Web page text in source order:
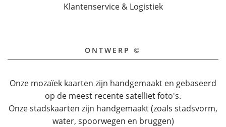
Klantenservice & Logistiek
ONTWERP ©
Onze mozaïek kaarten zijn handgemaakt en gebaseerd
op de meest recente satelliet foto's.
Onze stadskaarten zijn handgemaakt (zoals stadsvorm,
water, spoorwegen en bruggen)